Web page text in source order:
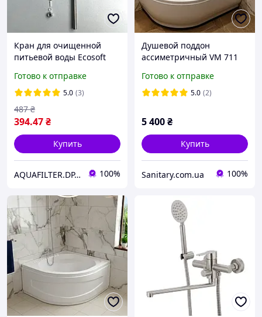
Кран для очищенной
питьевой воды Ecosoft
Готово к отправке
5.0 (3)
394.47₴
487 ₴
Купить
AQUAFILTER.DP.UA — Фильтры для воды 100%
Душевой поддон
ассиметричный VM 711
акриловый глубокий
правый с панелью
Готово к отправке
5.0 (2)
5 400₴
Купить
Sanitary.com.ua 100%